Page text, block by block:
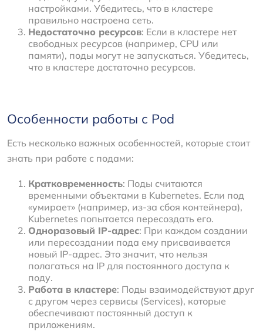
настройками. Убедитесь, что в кластере
правильно настроена сеть.
Недостаточно ресурсов: Если в кластере нет
свободных ресурсов (например, CPU или
памяти), поды могут не запускаться. Убедитесь,
что в кластере достаточно ресурсов.
Особенности работы с Pod
Есть несколько важных особенностей, которые стоит
знать при работе с подами:
Кратковременность: Поды считаются
временными объектами в Kubernetes. Если под
«умирает» (например, из-за сбоя контейнера),
Kubernetes попытается пересоздать его.
Одноразовый IP-адрес: При каждом создании
или пересоздании пода ему присваивается
новый IP-адрес. Это значит, что нельзя
полагаться на IP для постоянного доступа к
поду.
Работа в кластере: Поды взаимодействуют друг
с другом через сервисы (Services), которые
обеспечивают постоянный доступ к
приложениям.